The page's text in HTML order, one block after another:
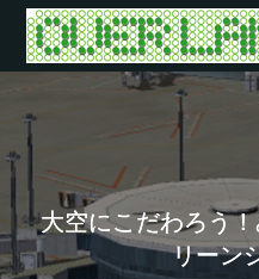
大空にこだわろう
リーン